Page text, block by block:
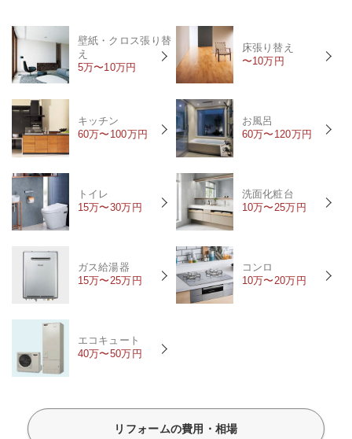
壁紙・クロス張り替
え
5万〜10万円
床張り替え
〜10万円
キッチン
60万〜100万円
お風呂
60万〜120万円
トイレ
15万〜30万円
洗面化粧台
10万〜25万円
ガス給湯器
15万〜25万円
コンロ
10万〜20万円
エコキュート
40万〜50万円
リフォームの費用・相場